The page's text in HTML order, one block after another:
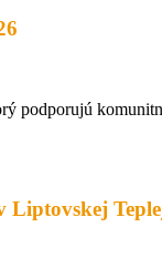
podporujú
Liptovskej